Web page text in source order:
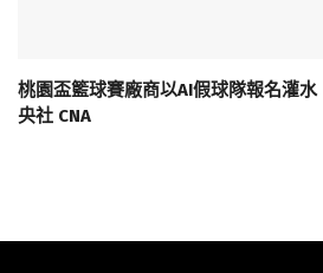
桃園盃籃球賽廠商以AI假球隊報名灌
央社 CNA